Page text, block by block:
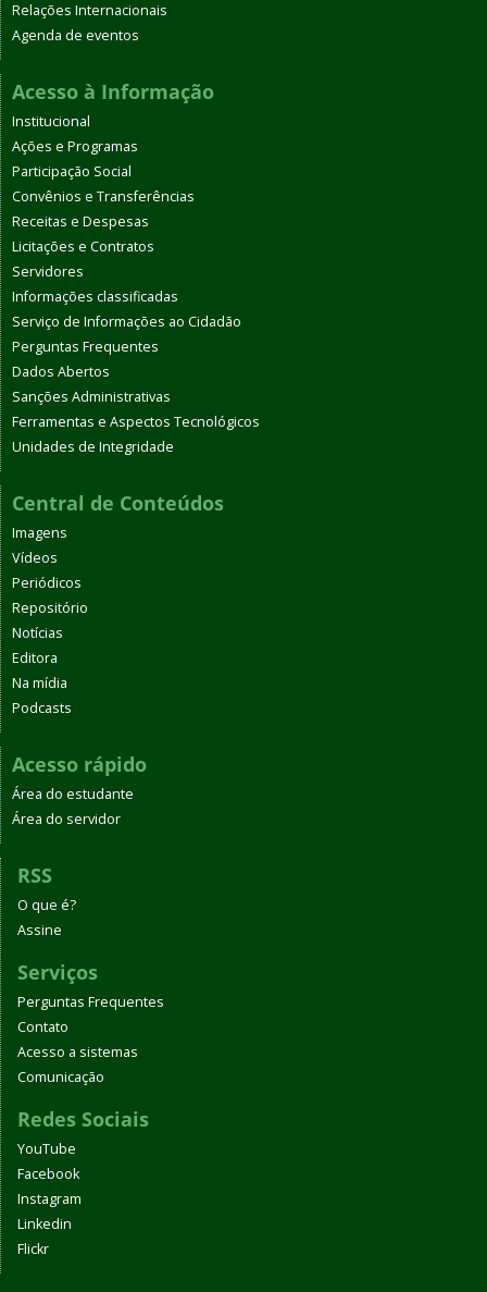
Relações Internacionais
Agenda de eventos
Acesso à Informação
Institucional
Ações e Programas
Participação Social
Convênios e Transferências
Receitas e Despesas
Licitações e Contratos
Servidores
Informações classificadas
Serviço de Informações ao Cidadão
Perguntas Frequentes
Dados Abertos
Sanções Administrativas
Ferramentas e Aspectos Tecnológicos
Unidades de Integridade
Central de Conteúdos
Imagens
Vídeos
Periódicos
Repositório
Notícias
Editora
Na mídia
Podcasts
Acesso rápido
Área do estudante
Área do servidor
RSS
O que é?
Assine
Serviços
Perguntas Frequentes
Contato
Acesso a sistemas
Comunicação
Redes Sociais
YouTube
Facebook
Instagram
Linkedin
Flickr